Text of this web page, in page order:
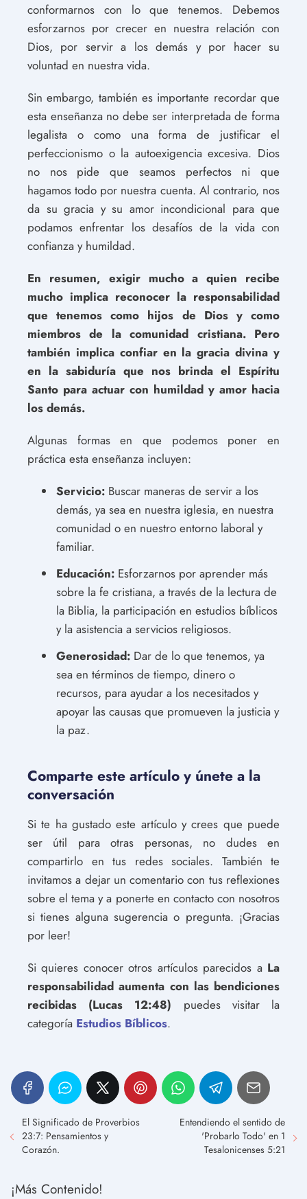
conformarnos con lo que tenemos. Debemos
esforzarnos por crecer en nuestra relación con
Dios, por servir a los demás y por hacer su
voluntad en nuestra vida.
Sin embargo, también es importante recordar que
esta enseñanza no debe ser interpretada de forma
legalista o como una forma de justificar el
perfeccionismo o la autoexigencia excesiva. Dios
no nos pide que seamos perfectos ni que
hagamos todo por nuestra cuenta. Al contrario, nos
da su gracia y su amor incondicional para que
podamos enfrentar los desafíos de la vida con
confianza y humildad.
En resumen, exigir mucho a quien recibe
mucho implica reconocer la responsabilidad
que tenemos como hijos de Dios y como
miembros de la comunidad cristiana. Pero
también implica confiar en la gracia divina y
en la sabiduría que nos brinda el Espíritu
Santo para actuar con humildad y amor hacia
los demás.
Algunas formas en que podemos poner en
práctica esta enseñanza incluyen:
Servicio: Buscar maneras de servir a los
demás, ya sea en nuestra iglesia, en nuestra
comunidad o en nuestro entorno laboral y
familiar.
Educación: Esforzarnos por aprender más
sobre la fe cristiana, a través de la lectura de
la Biblia, la participación en estudios bíblicos
y la asistencia a servicios religiosos.
Generosidad: Dar de lo que tenemos, ya
sea en términos de tiempo, dinero o
recursos, para ayudar a los necesitados y
apoyar las causas que promueven la justicia y
la paz.
Comparte este artículo y únete a la
conversación
Si te ha gustado este artículo y crees que puede
ser útil para otras personas, no dudes en
compartirlo en tus redes sociales. También te
invitamos a dejar un comentario con tus reflexiones
sobre el tema y a ponerte en contacto con nosotros
si tienes alguna sugerencia o pregunta. ¡Gracias
por leer!
Si quieres conocer otros artículos parecidos a La
responsabilidad aumenta con las bendiciones
recibidas (Lucas 12:48) puedes visitar la
categoría Estudios Bíblicos.
El Significado de Proverbios
23:7: Pensamientos y
Corazón.
Entendiendo el sentido de
'Probarlo Todo' en 1
Tesalonicenses 5:21
¡Más Contenido!